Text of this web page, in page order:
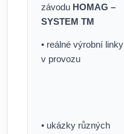
závodu HOMAG –
SYSTEM TM
• reálné výrobní linky
v provozu
• ukázky různých